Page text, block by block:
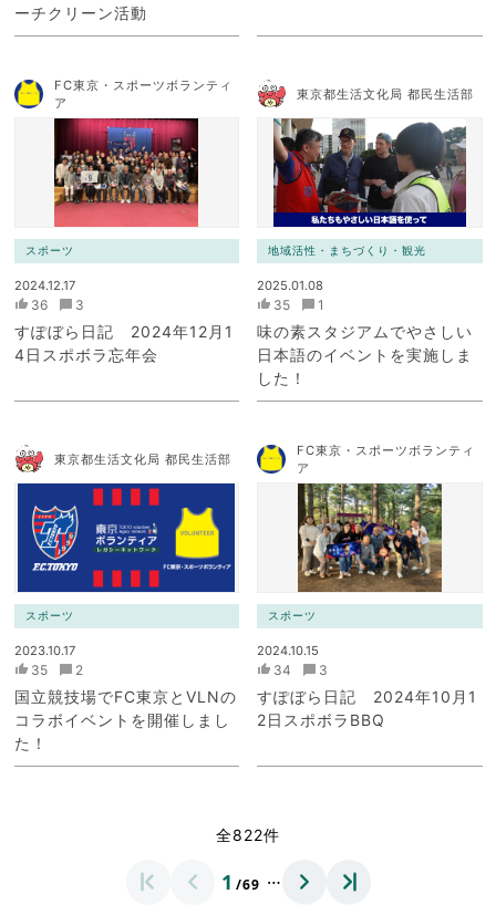
ーチクリーン活動
FC東京・スポーツボランティ
ア
スポーツ
2024.12.17
36 3
すぽぼら日記 2024年12月1
4日スポボラ忘年会
東京都生活文化局 都民生活部
地域活性・まちづくり・観光
2025.01.08
35 1
味の素スタジアムでやさしい
日本語のイベントを実施しま
した！
東京都生活文化局 都民生活部
スポーツ
2023.10.17
35 2
国立競技場でFC東京とVLNの
コラボイベントを開催しまし
た！
FC東京・スポーツボランティ
ア
スポーツ
2024.10.15
34 3
すぽぼら日記 2024年10月1
2日スポボラBBQ
全822件
1 /69 …